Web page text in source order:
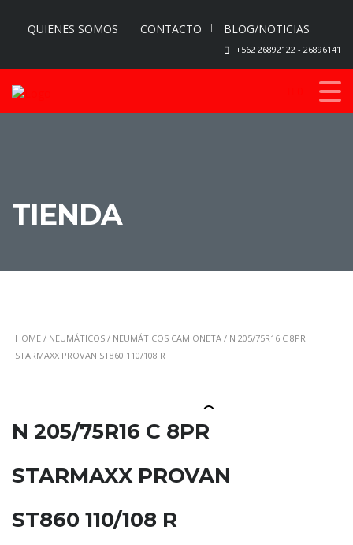
QUIENES SOMOS CONTACTO BLOG/NOTICIAS
+562 26892122 - 26896141
TIENDA
HOME / NEUMÁTICOS / NEUMÁTICOS CAMIONETA / N 205/75R16 C 8PR
STARMAXX PROVAN ST860 110/108 R
N 205/75R16 C 8PR
STARMAXX PROVAN
ST860 110/108 R